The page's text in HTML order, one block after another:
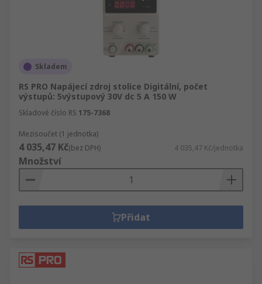
Skladem
RS PRO Napájecí zdroj stolice Digitální, počet
výstupů: 5výstupový 30V dc 5 A 150 W
Skladové číslo RS 175-7368
Mezisoučet (1 jednotka)
4 035,47 Kč(bez DPH) 4 035,47 Kč/jednotka
Množství
Přidat